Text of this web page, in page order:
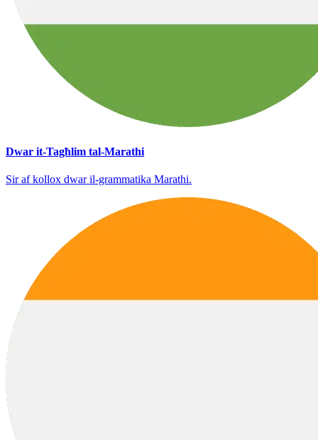
Dwar it-Tagħlim tal-Marathi
Sir af kollox dwar il-grammatika Marathi.